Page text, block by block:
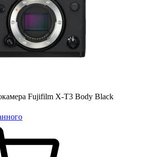
Fujifilm X-T3 Body Black